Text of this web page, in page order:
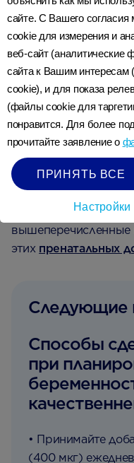
ежедневного
чайных ложек в
Омега-3,
способствует
поэтому является
Фолиевая кислота и
частью диеты при
дополняют рацион,
вышеперечисленные
этих пренатальных
Следующие
Способы
при
• Принимайте
(400 мкг)
сайте. С Вашего
cookie для измерения и
веб-сайт (аналитические
сайта к Вашим
cookie), и для показа
(файлы cookie для
понравится. Для более
прочитайте заявление о
ПРИНЯТЬ ВСЕ